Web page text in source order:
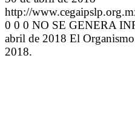
http://
0 0 0 NO SE GENERA
abril de 2018 El Organismo
2018.